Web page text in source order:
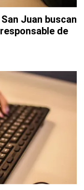
Juan buscan
de